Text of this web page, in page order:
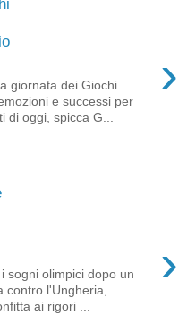
›
giornata dei Giochi
e successi per
di oggi, spicca G...
›
sogni olimpici dopo un
contro l'Ungheria,
ai rigori ...